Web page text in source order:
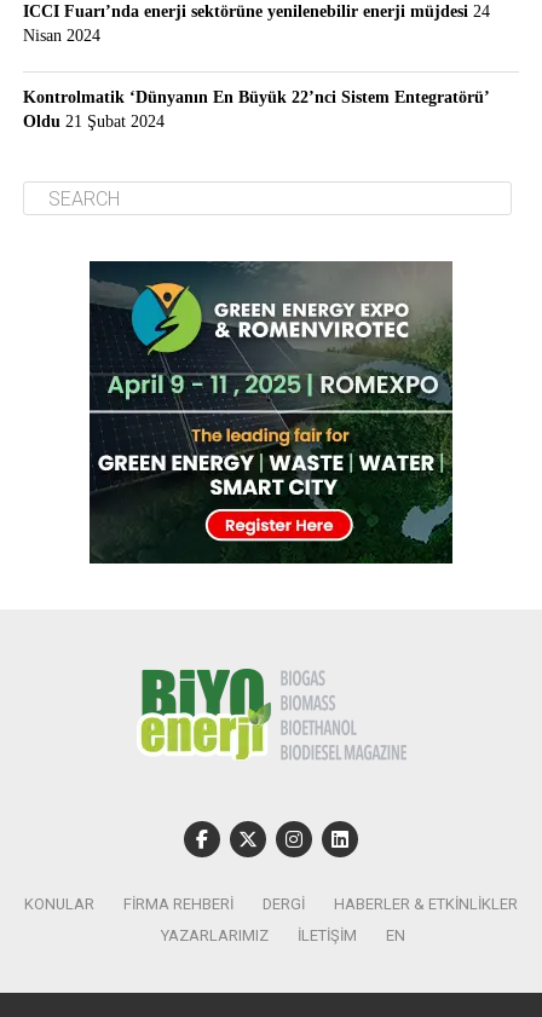
ICCI Fuarı’nda enerji sektörüne yenilenebilir enerji müjdesi 24
Nisan 2024
Kontrolmatik ‘Dünyanın En Büyük 22’nci Sistem Entegratörü’
Oldu 21 Şubat 2024
KONULAR FIRMA REHBERI DERGI
HABERLER & ETKINLIKLER
YAZARLARIMIZ
İLETIŞIM EN